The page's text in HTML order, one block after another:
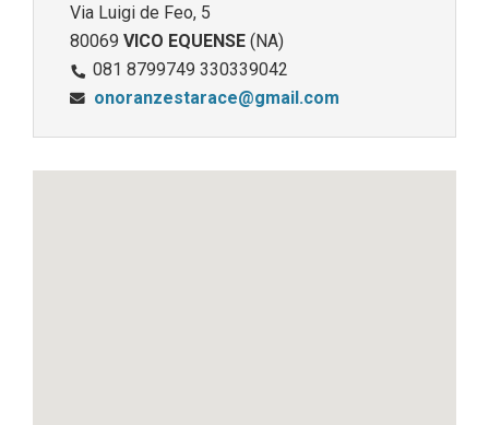
Via Luigi de Feo, 5
80069 VICO EQUENSE (NA)
081 8799749 330339042
onoranzestarace@gmail.com